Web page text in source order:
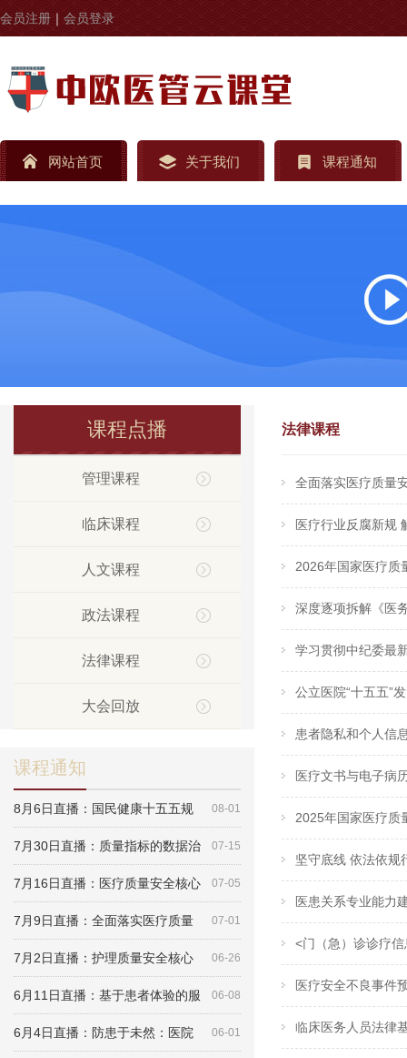
会员注册 ｜ 会员登录
网站首页 关于我们 课程通知
课程点播
管理课程
临床课程
人文课程
政法课程
法律课程
大会回放
课程通知
8月6日直播：国民健康十五五规 08-01
7月30日直播：质量指标的数据治 07-15
7月16日直播：医疗质量安全核心 07-05
7月9日直播：全面落实医疗质量 07-01
7月2日直播：护理质量安全核心 06-26
6月11日直播：基于患者体验的服 06-08
6月4日直播：防患于未然：医院 06-01
法律课程
全面落实医疗质量
医疗行业反腐新规
2026年国家医疗质
深度逐项拆解《医
学习贯彻中纪委最
公立医院“十五五”
患者隐私和个人信
医疗文书与电子病
2025年国家医疗质
坚守底线 依法依规
医患关系专业能力
<门（急）诊诊疗
医疗安全不良事件
临床医务人员法律